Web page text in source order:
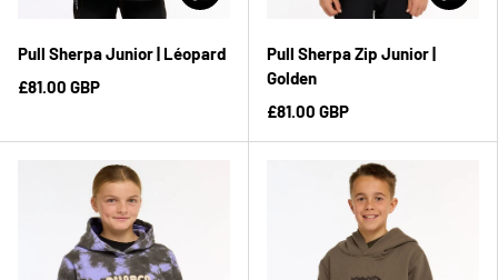
Pull Sherpa Junior | Léopard
£81.00 GBP
Pull Sherpa Zip Junior |
Golden
£81.00 GBP